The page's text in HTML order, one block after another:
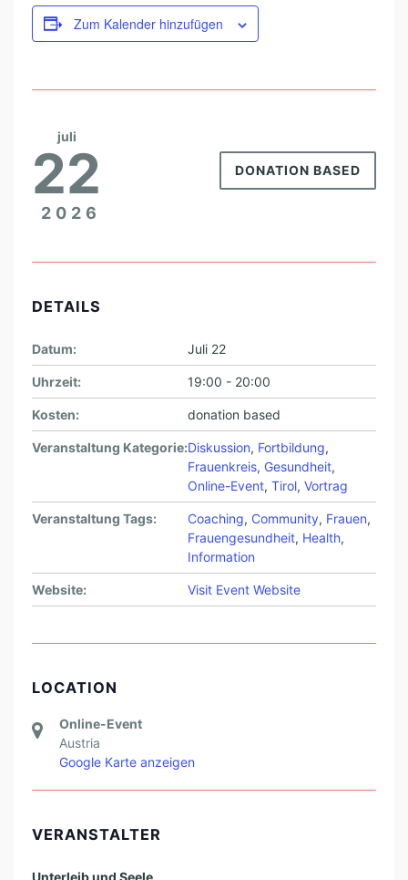
S
M
T
O
D
E
Zum Kalender hinzufügen
juli
22
2026
DONATION BASED
DETAILS
Datum: Juli 22
Uhrzeit: 19:00 - 20:00
Kosten: donation based
Veranstaltung Kategorie:Diskussion, Fortbildung,
Frauenkreis, Gesundheit,
Online-Event, Tirol, Vortrag
Veranstaltung Tags: Coaching, Community, Frauen,
Frauengesundheit, Health,
Information
Website: Visit Event Website
LOCATION
Online-Event
Austria
Google Karte anzeigen
VERANSTALTER
Unterleib und Seele